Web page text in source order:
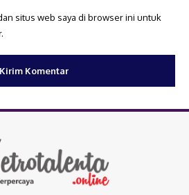
situs web saya di browser ini untuk